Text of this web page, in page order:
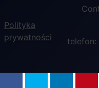
Polityka
prywatności
telefon: